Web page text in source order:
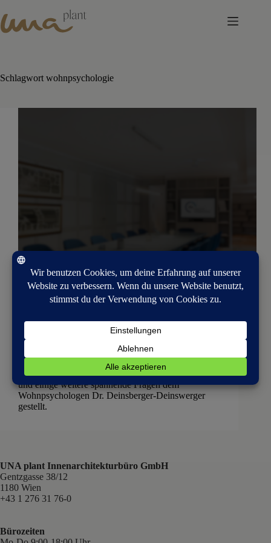
to
content
Schlagwort wohnpsychologie
Beiträge
Können Wohnungen krankmachen?
Können Wohnungen krankmachen? Wir haben diese
und einige weitere spannende Fragen dem
Wohnpsychologen Dr. Deinsberger-Deinswerger
gestellt.
UNA plant Innenarchitekturbüro GmbH
Gentzgasse 38/12
1180 Wien
+43 1 276 31 76-0
Bürozeiten